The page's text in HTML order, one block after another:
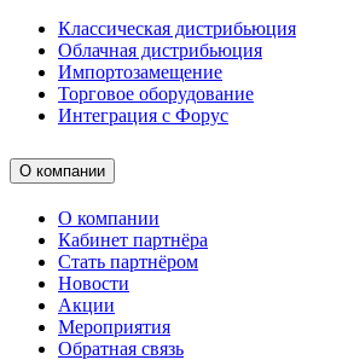
Классическая дистрибьюция
Облачная дистрибьюция
Импортозамещение
Торговое оборудование
Интеграция с Форус
О компании
О компании
Кабинет партнёра
Стать партнёром
Новости
Акции
Мероприятия
Обратная связь